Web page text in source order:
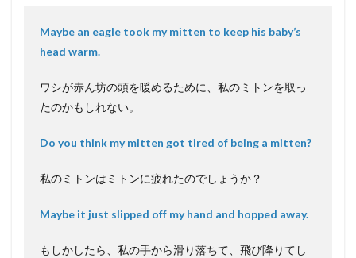
Maybe an eagle took my mitten to keep his baby’s
head warm.
ワシが赤ん坊の頭を暖めるために、私のミトンを取っ
たのかもしれない。
Do you think my mitten got tired of being a mitten?
私のミトンはミトンに疲れたのでしょうか？
Maybe it just slipped off my hand and hopped away.
もしかしたら、私の手から滑り落ちて、飛び降りてし